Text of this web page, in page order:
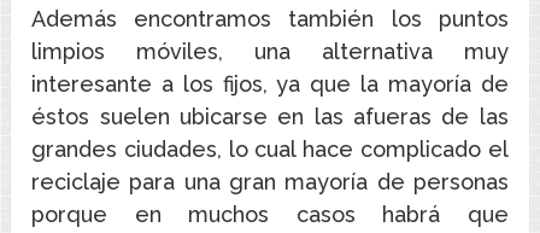
Además encontramos también los puntos
limpios móviles, una alternativa muy
interesante a los fijos, ya que la mayoría de
éstos suelen ubicarse en las afueras de las
grandes ciudades, lo cual hace complicado el
reciclaje para una gran mayoría de personas
porque en muchos casos habrá que